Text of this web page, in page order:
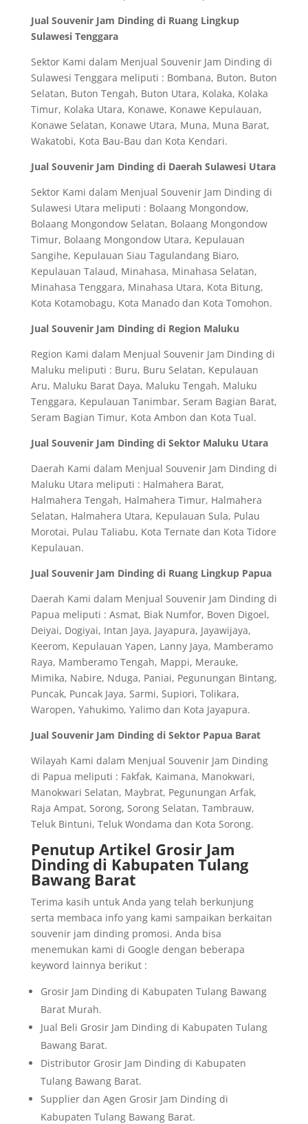
Jual Souvenir Jam Dinding di Ruang Lingkup
Sulawesi Tenggara
Sektor Kami dalam Menjual Souvenir Jam Dinding di
Sulawesi Tenggara meliputi : Bombana, Buton, Buton
Selatan, Buton Tengah, Buton Utara, Kolaka, Kolaka
Timur, Kolaka Utara, Konawe, Konawe Kepulauan,
Konawe Selatan, Konawe Utara, Muna, Muna Barat,
Wakatobi, Kota Bau-Bau dan Kota Kendari.
Jual Souvenir Jam Dinding di Daerah Sulawesi Utara
Sektor Kami dalam Menjual Souvenir Jam Dinding di
Sulawesi Utara meliputi : Bolaang Mongondow,
Bolaang Mongondow Selatan, Bolaang Mongondow
Timur, Bolaang Mongondow Utara, Kepulauan
Sangihe, Kepulauan Siau Tagulandang Biaro,
Kepulauan Talaud, Minahasa, Minahasa Selatan,
Minahasa Tenggara, Minahasa Utara, Kota Bitung,
Kota Kotamobagu, Kota Manado dan Kota Tomohon.
Jual Souvenir Jam Dinding di Region Maluku
Region Kami dalam Menjual Souvenir Jam Dinding di
Maluku meliputi : Buru, Buru Selatan, Kepulauan
Aru, Maluku Barat Daya, Maluku Tengah, Maluku
Tenggara, Kepulauan Tanimbar, Seram Bagian Barat,
Seram Bagian Timur, Kota Ambon dan Kota Tual.
Jual Souvenir Jam Dinding di Sektor Maluku Utara
Daerah Kami dalam Menjual Souvenir Jam Dinding di
Maluku Utara meliputi : Halmahera Barat,
Halmahera Tengah, Halmahera Timur, Halmahera
Selatan, Halmahera Utara, Kepulauan Sula, Pulau
Morotai, Pulau Taliabu, Kota Ternate dan Kota Tidore
Kepulauan.
Jual Souvenir Jam Dinding di Ruang Lingkup Papua
Daerah Kami dalam Menjual Souvenir Jam Dinding di
Papua meliputi : Asmat, Biak Numfor, Boven Digoel,
Deiyai, Dogiyai, Intan Jaya, Jayapura, Jayawijaya,
Keerom, Kepulauan Yapen, Lanny Jaya, Mamberamo
Raya, Mamberamo Tengah, Mappi, Merauke,
Mimika, Nabire, Nduga, Paniai, Pegunungan Bintang,
Puncak, Puncak Jaya, Sarmi, Supiori, Tolikara,
Waropen, Yahukimo, Yalimo dan Kota Jayapura.
Jual Souvenir Jam Dinding di Sektor Papua Barat
Wilayah Kami dalam Menjual Souvenir Jam Dinding
di Papua meliputi : Fakfak, Kaimana, Manokwari,
Manokwari Selatan, Maybrat, Pegunungan Arfak,
Raja Ampat, Sorong, Sorong Selatan, Tambrauw,
Teluk Bintuni, Teluk Wondama dan Kota Sorong.
Penutup Artikel Grosir Jam
Dinding di Kabupaten Tulang
Bawang Barat
Terima kasih untuk Anda yang telah berkunjung
serta membaca info yang kami sampaikan berkaitan
souvenir jam dinding promosi. Anda bisa
menemukan kami di Google dengan beberapa
keyword lainnya berikut :
Grosir Jam Dinding di Kabupaten Tulang Bawang
Barat Murah.
Jual Beli Grosir Jam Dinding di Kabupaten Tulang
Bawang Barat.
Distributor Grosir Jam Dinding di Kabupaten
Tulang Bawang Barat.
Supplier dan Agen Grosir Jam Dinding di
Kabupaten Tulang Bawang Barat.